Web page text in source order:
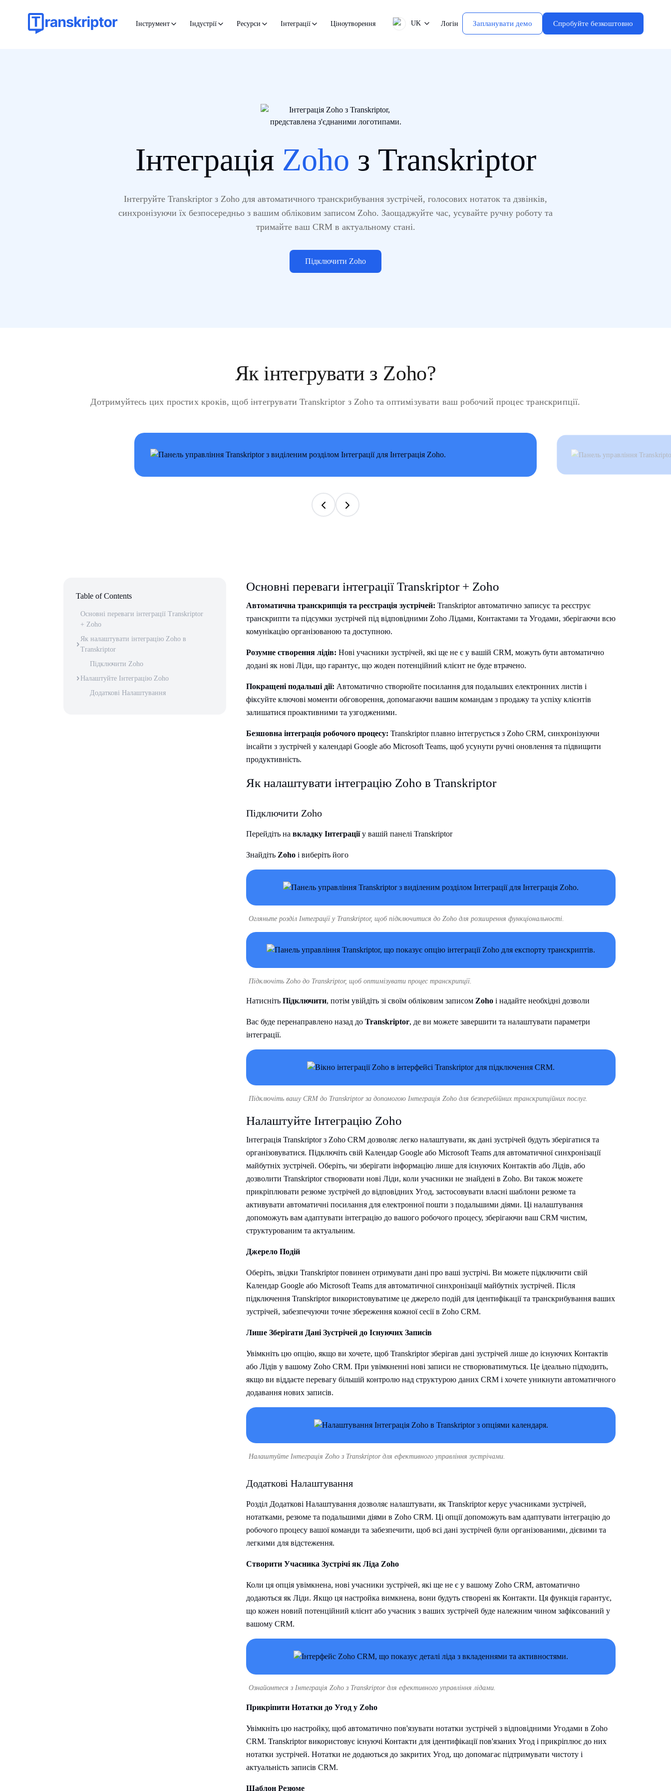
Інструмент Індустрії Ресурси Інтеграції Ціноутворення UK Логін Запланувати демо Спробуйте безкоштовно
Інтеграція Zoho з Transkriptor
Інтегруйте Transkriptor з Zoho для автоматичного транскрибування зустрічей, голосових нотаток та дзвінків,
синхронізуючи їх безпосередньо з вашим обліковим записом Zoho. Заощаджуйте час, усувайте ручну роботу та
тримайте ваш CRM в актуальному стані.
Підключити Zoho
Як інтегрувати з Zoho?
Дотримуйтесь цих простих кроків, щоб інтегрувати Transkriptor з Zoho та оптимізувати ваш робочий процес транскрипції.
Table of Contents
Основні переваги інтеграції Transkriptor
+ Zoho
Як налаштувати інтеграцію Zoho в
Transkriptor
Підключити Zoho
Налаштуйте Інтеграцію Zoho
Додаткові Налаштування
Основні переваги інтеграції Transkriptor + Zoho
Автоматична транскрипція та реєстрація зустрічей: Transkriptor автоматично записує та реєструє
транскрипти та підсумки зустрічей під відповідними Zoho Лідами, Контактами та Угодами, зберігаючи всю
комунікацію організованою та доступною.
Розумне створення лідів: Нові учасники зустрічей, які ще не є у вашій CRM, можуть бути автоматично
додані як нові Ліди, що гарантує, що жоден потенційний клієнт не буде втрачено.
Покращені подальші дії: Автоматично створюйте посилання для подальших електронних листів і
фіксуйте ключові моменти обговорення, допомагаючи вашим командам з продажу та успіху клієнтів
залишатися проактивними та узгодженими.
Безшовна інтеграція робочого процесу: Transkriptor плавно інтегрується з Zoho CRM, синхронізуючи
інсайти з зустрічей у календарі Google або Microsoft Teams, щоб усунути ручні оновлення та підвищити
продуктивність.
Як налаштувати інтеграцію Zoho в Transkriptor
Підключити Zoho
Перейдіть на вкладку Інтеграціїу вашій панелі Transkriptor
Знайдіть Zoho і виберіть його
Огляньте розділ Інтеграції у Transkriptor, щоб підключитися до Zoho для розширення функціональності.
Підключіть Zoho до Transkriptor, щоб оптимізувати процес транскрипції.
Натисніть Підключити, потім увійдіть зі своїм обліковим записом Zoho і надайте необхідні дозволи
Вас буде перенаправлено назад до Transkriptor, де ви можете завершити та налаштувати параметри
інтеграції.
Підключіть вашу CRM до Transkriptor за допомогою Інтеграція Zoho для безперебійних транскрипційних послуг.
Налаштуйте Інтеграцію Zoho
Інтеграція Transkriptor з Zoho CRM дозволяє легко налаштувати, як дані зустрічей будуть зберігатися та
організовуватися. Підключіть свій Календар Google або Microsoft Teams для автоматичної синхронізації
майбутніх зустрічей. Оберіть, чи зберігати інформацію лише для існуючих Контактів або Лідів, або
дозволити Transkriptor створювати нові Ліди, коли учасники не знайдені в Zoho. Ви також можете
прикріплювати резюме зустрічей до відповідних Угод, застосовувати власні шаблони резюме та
активувати автоматичні посилання для електронної пошти з подальшими діями. Ці налаштування
допоможуть вам адаптувати інтеграцію до вашого робочого процесу, зберігаючи ваш CRM чистим,
структурованим та актуальним.
Джерело Подій
Оберіть, звідки Transkriptor повинен отримувати дані про ваші зустрічі. Ви можете підключити свій
Календар Google або Microsoft Teams для автоматичної синхронізації майбутніх зустрічей. Після
підключення Transkriptor використовуватиме це джерело подій для ідентифікації та транскрибування ваших
зустрічей, забезпечуючи точне збереження кожної сесії в Zoho CRM.
Лише Зберігати Дані Зустрічей до Існуючих Записів
Увімкніть цю опцію, якщо ви хочете, щоб Transkriptor зберігав дані зустрічей лише до існуючих Контактів
або Лідів у вашому Zoho CRM. При увімкненні нові записи не створюватимуться. Це ідеально підходить,
якщо ви віддаєте перевагу більшій контролю над структурою даних CRM і хочете уникнути автоматичного
додавання нових записів.
Налаштуйте Інтеграція Zoho з Transkriptor для ефективного управління зустрічами.
Додаткові Налаштування
Розділ Додаткові Налаштування дозволяє налаштувати, як Transkriptor керує учасниками зустрічей,
нотатками, резюме та подальшими діями в Zoho CRM. Ці опції допоможуть вам адаптувати інтеграцію до
робочого процесу вашої команди та забезпечити, щоб всі дані зустрічей були організованими, дієвими та
легкими для відстеження.
Створити Учасника Зустрічі як Ліда Zoho
Коли ця опція увімкнена, нові учасники зустрічей, які ще не є у вашому Zoho CRM, автоматично
додаються як Ліди. Якщо ця настройка вимкнена, вони будуть створені як Контакти. Ця функція гарантує,
що кожен новий потенційний клієнт або учасник з ваших зустрічей буде належним чином зафіксований у
вашому CRM.
Ознайомтеся з Інтеграція Zoho з Transkriptor для ефективного управління лідами.
Прикріпити Нотатки до Угод у Zoho
Увімкніть цю настройку, щоб автоматично пов'язувати нотатки зустрічей з відповідними Угодами в Zoho
CRM. Transkriptor використовує існуючі Контакти для ідентифікації пов'язаних Угод і прикріплює до них
нотатки зустрічей. Нотатки не додаються до закритих Угод, що допомагає підтримувати чистоту і
актуальність записів CRM.
Шаблон Резюме